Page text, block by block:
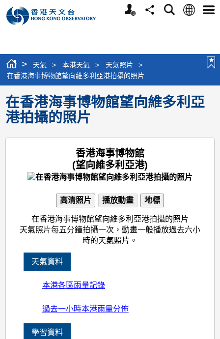
個
分
搜
語
選
> 天氣 > 本港天氣 > 天氣照片
>
在香港海事博物館望向維多利亞港拍攝的照片
在香港海事博物館望向維多利亞
港拍攝的照片
香港海事博物館
(望向維多利亞港)
高清照片 播放動畫 地標
在香港海事博物館望向維多利亞港拍攝的照片
天氣照片每五分鐘拍攝一次，動畫一般播放過去六小
時的天氣照片。
天氣資料
本港各區雨量記錄
過去一小時本港雨量分佈
學習資料